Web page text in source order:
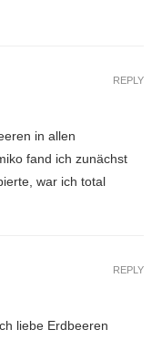
in allen
fand ich zunächst
war ich total
REPLY
liebe Erdbeeren
REPLY